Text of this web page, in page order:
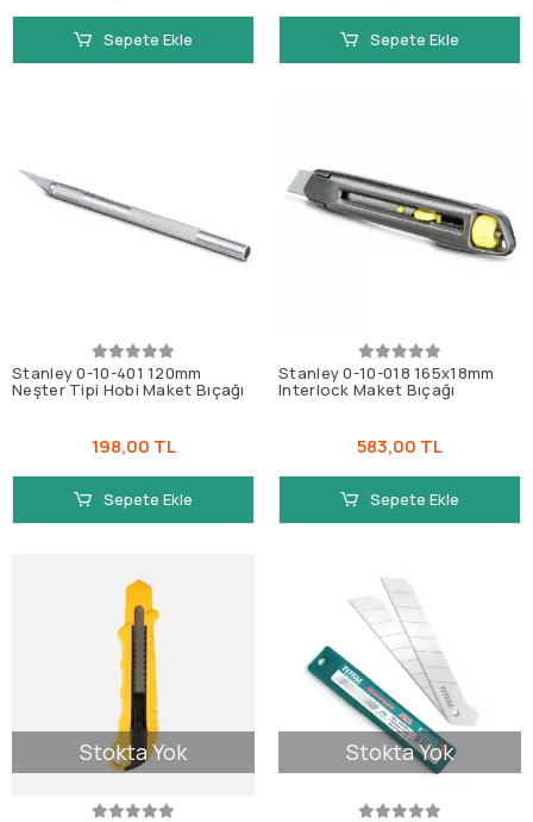
Sepete Ekle Sepete Ekle
Stanley 0-10-401 120mm
Neşter Tipi Hobi Maket Bıçağı
198,00 TL
Sepete Ekle
Stanley 0-10-018 165x18mm
Interlock Maket Bıçağı
583,00 TL
Sepete Ekle
Stokta Yok Stokta Yok